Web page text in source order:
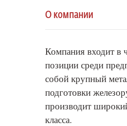
О компании
Компания входит в
позиции среди
собой крупный
подготовки
производит
класса.